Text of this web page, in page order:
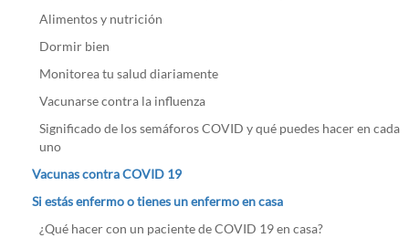
Alimentos y nutrición
Dormir bien
Monitorea tu salud diariamente
Vacunarse contra la influenza
Significado de los semáforos COVID y qué puedes hacer en cada
uno
Vacunas contra COVID 19
Si estás enfermo o tienes un enfermo en casa
¿Qué hacer con un paciente de COVID 19 en casa?